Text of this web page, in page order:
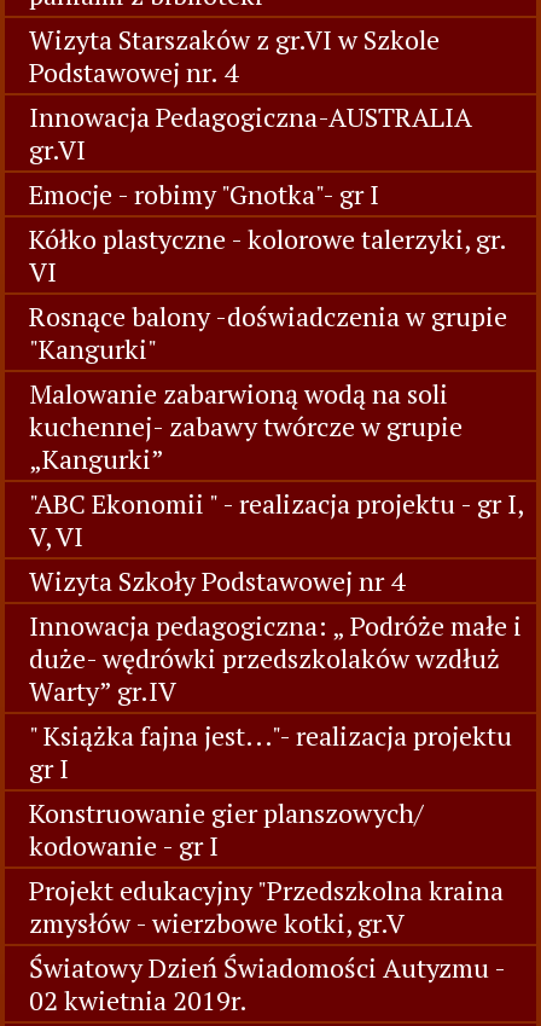
Wizyta Starszaków z gr.VI w Szkole
Podstawowej nr. 4
Innowacja Pedagogiczna-AUSTRALIA
gr.VI
Emocje - robimy "Gnotka"- gr I
Kółko plastyczne - kolorowe talerzyki, gr.
VI
Rosnące balony -doświadczenia w grupie
"Kangurki"
Malowanie zabarwioną wodą na soli
kuchennej- zabawy twórcze w grupie
„Kangurki”
"ABC Ekonomii " - realizacja projektu - gr I,
V, VI
Wizyta Szkoły Podstawowej nr 4
Innowacja pedagogiczna: „ Podróże małe i
duże- wędrówki przedszkolaków wzdłuż
Warty” gr.IV
" Książka fajna jest..."- realizacja projektu
gr I
Konstruowanie gier planszowych/
kodowanie - gr I
Projekt edukacyjny "Przedszkolna kraina
zmysłów - wierzbowe kotki, gr.V
Światowy Dzień Świadomości Autyzmu -
02 kwietnia 2019r.